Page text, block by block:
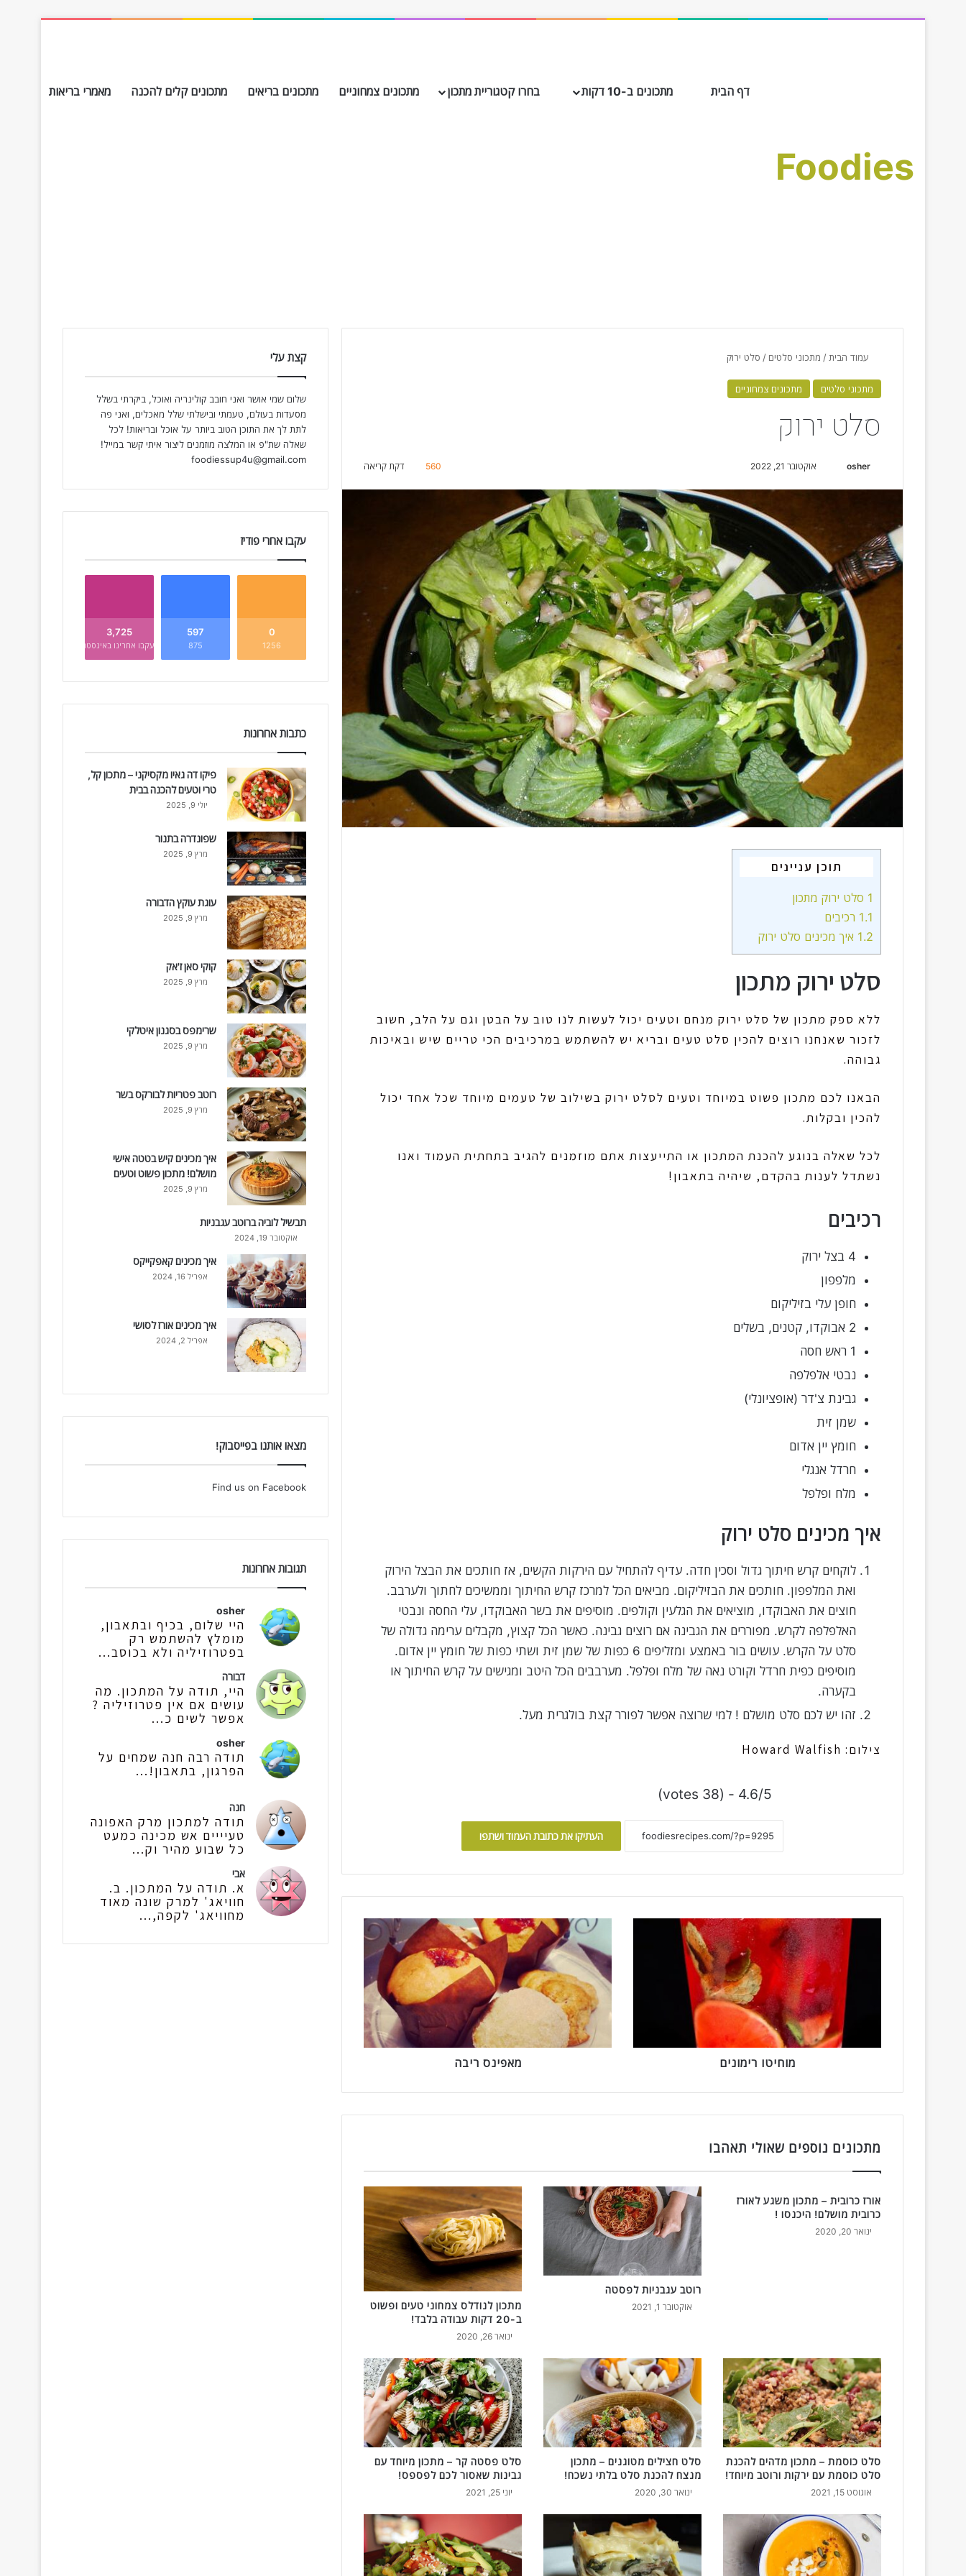
Foodies
דף הבית מתכונים ב-10 דקות בחרו קטגוריית מתכון מתכונים צמחוניים מתכונים בריאים מתכונים קלים להכנה מאמרי בריאות
עמוד הבית / מתכוני סלטים / סלט ירוק
מתכוני סלטים מתכונים צמחוניים
סלט ירוק
osher
n
e
m
a
l
אוקטובר 21, 2022 560 דקת קריאה
תוכן עניינים
1 סלט ירוק מתכון
1.1 רכיבים
1.2 איך מכינים סלט ירוק
סלט ירוק מתכון
ללא ספק מתכון של סלט ירוק מנחם וטעים יכול לעשות לנו טוב על הבטן וגם על הלב, חשוב
לזכור שאנחנו רוצים להכין סלט טעים ובריא יש להשתמש במרכיבים הכי טריים שיש ובאיכות
גבוהה.
הבאנו לכם מתכון פשוט במיוחד וטעים לסלט ירוק בשילוב של טעמים מיוחד שכל אחד יכול
להכין ובקלות.
לכל שאלה בנוגע להכנת המתכון או התייעצות אתם מוזמנים להגיב בתחתית העמוד ואנו
נשתדל לענות בהקדם, שיהיה בתאבון!
רכיבים
4 בצל ירוק
מלפפון
חופן עלי בזיליקום
2 אבוקדו, קטנים, בשלים
1 ראש חסה
נבטי אלפלפה
גבינת צ'דר (אופציונלי)
שמן זית
חומץ יין אדום
חרדל אנגלי
מלח ופלפל
איך מכינים סלט ירוק
לוקחים קרש חיתוך גדול וסכין חדה. עדיף להתחיל עם הירקות הקשים, אז חותכים את הבצל הירוק
ואת המלפפון. חותכים את הבזיליקום. מביאים הכל למרכז קרש החיתוך וממשיכים לחתוך ולערבב.
חוצים את האבוקדו, מוציאים את הגלעין וקולפים. מוסיפים את בשר האבוקדו, עלי החסה ונבטי
האלפלפה לקרש. מפוררים את הגבינה אם רוצים גבינה. כאשר הכל קצוץ, מקבלים ערימה גדולה של
סלט על הקרש. עושים בור באמצע ומזליפים 6 כפות של שמן זית ושתי כפות של חומץ יין אדום.
מוסיפים כפית חרדל וקורט נאה של מלח ופלפל. מערבבים הכל היטב ומגישים על קרש החיתוך או
בקערה.
זהו יש לכם סלט מושלם ! למי שרוצה אפשר לפורר קצת בולגרית מעל.
צילום: Howard Walfish
4.6/5 - (38 votes)
העתיקו את כתובת העמוד ושתפו
מ
י
מוחיטו רימונים
פ
י
נ
ר
ב
מאפינס ריבה
מתכונים נוספים שאולי תאהבו
אורז כרובית – מתכון משגע לאורז
כרובית מושלם! היכנסו !
ינואר 20, 2020
רוטב עגבניות לפסטה
אוקטובר 1, 2021
מתכון לנודלס צמחוני טעים ופשוט
ב-20 דקות עבודה בלבד!
ינואר 26, 2020
סלט כוסמת – מתכון מדהים להכנת
סלט כוסמת עם ירקות ורוטב מיוחד!
אוגוסט 15, 2021
סלט חצילים מטוגנים – מתכון
מנצח להכנת סלט בלתי נשכח!
ינואר 30, 2020
סלט פסטה קר – מתכון מיוחד עם
גבינות שאסור לכם לפספס!
יוני 25, 2021
קצת עלי
שלום שמי אושר ואני חובב קולינריה ואוכל, ביקרתי בשלל
מסעדות בעולם, טעמתי ובישלתי שלל מאכלים, ואני פה
לתת לך את התוכן הטוב ביותר על אוכל ובריאות! לכל
שאלה שת"פ או המלצה מוזמנים ליצור איתי קשר במייל!
foodiessup4u@gmail.com
עקבו אחרי פודיז
0
1256
597
875
3,725
עקבו אחרינו באינסטגרם
כתבות אחרונות
פיקו דה גאיו מקסיקני – מתכון קל,
טרי וטעים להכנה בבית
יולי 9, 2025
שפונדרה בתנור
מרץ 9, 2025
עוגת עוקץ הדבורה
מרץ 9, 2025
קוקי סאן ז'אק
מרץ 9, 2025
שרימפס בסגנון איטלקי
מרץ 9, 2025
רוטב פטריות לבורקס בשר
מרץ 9, 2025
איך מכינים קיש בטטה אישי
מושלם! מתכון פשוט וטעים
מרץ 9, 2025
תבשיל לוביה ברוטב עגבניות
אוקטובר 19, 2024
איך מכינים קאפקייקס
אפריל 16, 2024
איך מכינים אורז לסושי
אפריל 2, 2024
מצאו אותנו בפייסבוק!
Find us on Facebook
תגובות אחרונות
osher
היי שלום, בכיף ובתאבון,
מומלץ להשתמש רק
בפטרוזיליה ולא בכוסב...
דבורה
היי, תודה על המתכון. מה
עושים אם אין פטרוזיליה ?
אפשר לשים כ...
osher
תודה רבה חנה שמחים על
הפרגון, בתאבון!...
חנה
תודה למתכון מרק האפונה
טעיייים אש מכינה כמעט
כל שבוע מהיר וק...
אבי
א. תודה על המתכון. ב.
חוויאג' למרק שונה מאוד
מחוויאג' לקפה,...